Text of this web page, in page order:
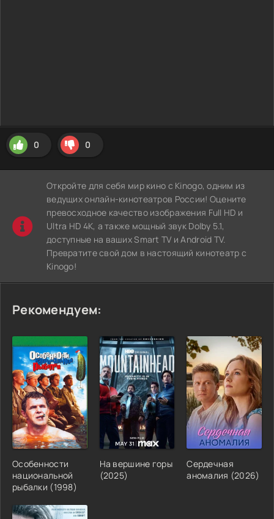
0 0
Откройте для себя мир кино с Kinogo, одним из
ведущих онлайн-кинотеатров России! Оцените
превосходное качество изображения Full HD и
Ultra HD 4K, а также мощный звук Dolby 5.1,
доступные на ваших Smart TV и Android TV.
Превратите свой дом в настоящий кинотеатр с
Kinogo!
Рекомендуем:
Особенности
национальной
рыбалки (1998)
На вершине горы
(2025)
Сердечная
аномалия (2026)